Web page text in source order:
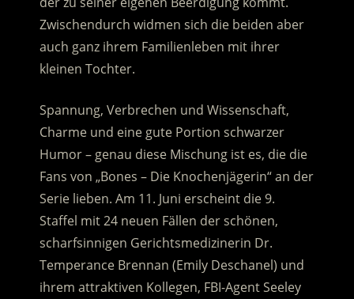
Zwischendurch widmen sich die beiden aber
auch ganz ihrem Familienleben mit ihrer
kleinen Tochter.
Spannung, Verbrechen und Wissenschaft,
Charme und eine gute Portion schwarzer
Humor – genau diese Mischung ist es, die die
Fans von „Bones – Die Knochenjägerin“ an der
Serie lieben. Am 11. Juni erscheint die 9.
Staffel mit 24 neuen Fällen der schönen,
scharfsinnigen Gerichtsmedizinerin Dr.
Temperance Brennan (Emily Deschanel) und
ihrem attraktiven Kollegen, FBI-Agent Seeley